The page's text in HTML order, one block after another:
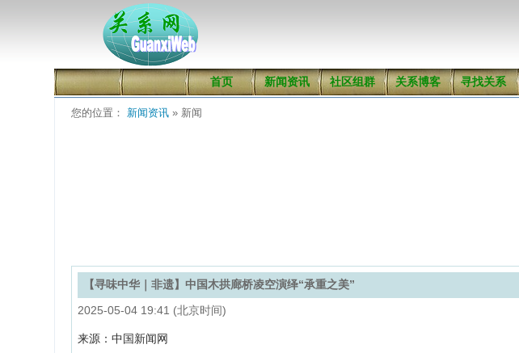
首页 新闻资讯 社区组群 关系博客 寻找关系
您的位置： 新闻资讯 » 新闻
【寻味中华｜非遗】中国木拱廊桥凌空演绎“承重之美”
2025-05-04 19:41 (北京时间)
来源：中国新闻网